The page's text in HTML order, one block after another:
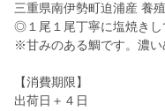
三重県南伊勢町迫浦産 養
◎１尾１尾丁寧に塩焼きし
※甘みのある鯛です。濃い
【消費期限】
出荷日＋４日